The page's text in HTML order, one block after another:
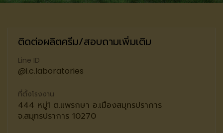
ติดต่อผลิตครีม/สอบถามเพิ่มเติม
Line ID
@i.c.laboratories
ที่ตั้งโรงงาน
444 หมู่1 ต.แพรกษา อ.เมืองสมุทรปราการ
จ.สมุทรปราการ 10270